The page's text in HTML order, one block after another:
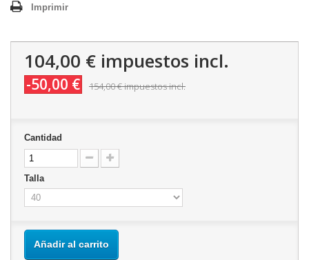
Imprimir
104,00 € impuestos incl.
-50,00 € 154,00 €impuestos incl.
Cantidad
Talla
Añadir al carrito